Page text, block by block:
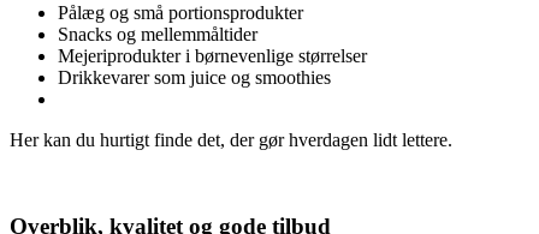
Pålæg og små portionsprodukter
Snacks og mellemmåltider
Mejeriprodukter i børnevenlige størrelser
Drikkevarer som juice og smoothies
Her kan du hurtigt finde det, der gør hverdagen lidt lettere.
Overblik, kvalitet og gode tilbud